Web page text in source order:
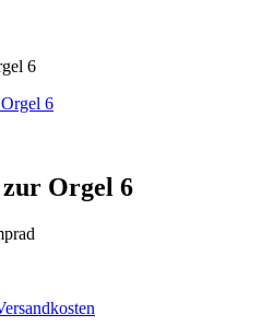
6
Orgel 6